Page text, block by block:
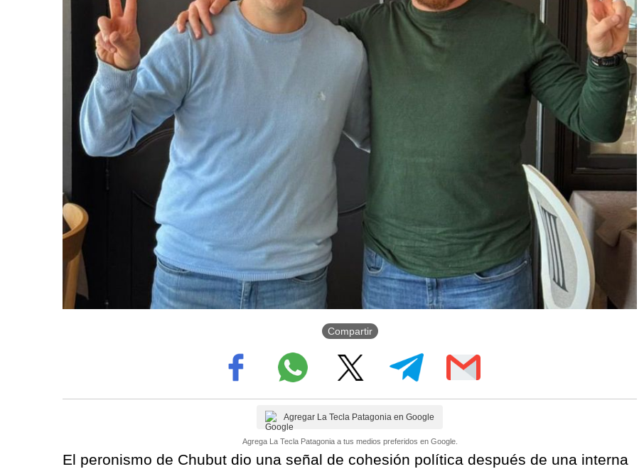
Compartir
Agregar La Tecla Patagonia en Google
Agrega La Tecla Patagonia a tus medios preferidos en Google.
El peronismo de Chubut dio una señal de cohesión política después de una interna